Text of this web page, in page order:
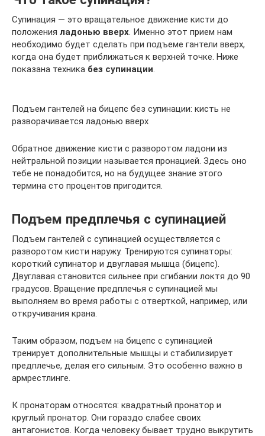
Супинация — это вращательное движение кисти до
положения ладонью вверх . Именно этот прием нам
необходимо будет сделать при подъеме гантели вверх,
когда она будет приближаться к верхней точке. Ниже
показана техника без супинации
Подъем гантелей на бицепс без супинации: кисть не
разворачивается ладонью вверх
Обратное движение кисти с разворотом ладони из
нейтральной позиции называется пронацией. Здесь оно
тебе не понадобится, но на будущее знание этого
термина сто процентов пригодится.
Подъем предплечья с супинацией
Подъем гантелей с супинацией осуществляется с
разворотом кисти наружу. Тренируются супинаторы:
короткий супинатор и двуглавая мышца (бицепс).
Двуглавая становится сильнее при сгибании локтя до 90
градусов. Вращение предплечья с супинацией мы
выполняем во время работы с отверткой, например, или
откручивания крана.
Таким образом, подъем на бицепс с супинацией
тренирует дополнительные мышцы и стабилизирует
предплечье, делая его сильным. Это особенно важно в
армрестлинге.
К пронаторам относятся: квадратный пронатор и
круглый пронатор. Они гораздо слабее своих
антагонистов. Когда человеку бывает трудно выкрутить